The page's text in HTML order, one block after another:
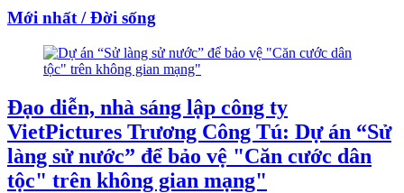
Mới nhất / Đời sống
Đạo diễn, nhà sáng lập công ty
VietPictures Trương Công Tú: Dự án “Sử
làng sử nước” để bảo vệ "Căn cước dân
tộc" trên không gian mạng"